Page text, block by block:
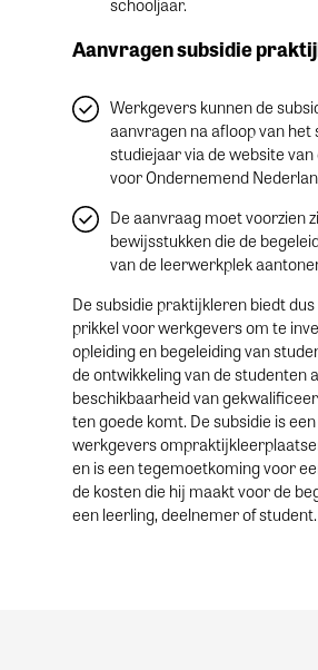
Aanvragen subsidie
Werkgevers kunnen de
aanvragen na afloop van het
studiejaar via de website
voor Ondernemend
De aanvraag moet voorzien
bewijsstukken die de
van de leerwerkplek
De subsidie praktijkleren biedt
prikkel voor werkgevers om te
opleiding en begeleiding van
de ontwikkeling van de studenten
beschikbaarheid van
ten goede komt. De subsidie is
werkgevers
en is een tegemoetkoming voor
de kosten die hij maakt voor de
een leerling, deelnemer of student.